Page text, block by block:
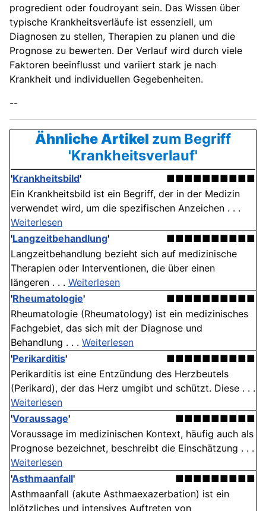
progredient oder foudroyant sein. Das Wissen über
typische Krankheitsverläufe ist essenziell, um
Diagnosen zu stellen, Therapien zu planen und die
Prognose zu bewerten. Der Verlauf wird durch viele
Faktoren beeinflusst und variiert stark je nach
Krankheit und individuellen Gegebenheiten.
--
Ähnliche Artikel zum Begriff
'Krankheitsverlauf'
'Krankheitsbild'
■■■■■■■■■■
Ein Krankheitsbild ist ein Begriff, der in der Medizin
verwendet wird, um die spezifischen Anzeichen . . .
Weiterlesen
'Langzeitbehandlung'
■■■■■■■■■■
Langzeitbehandlung bezieht sich auf medizinische
Therapien oder Interventionen, die über einen
längeren . . . Weiterlesen
'Rheumatologie'
■■■■■■■■■■
Rheumatologie (Rheumatology) ist ein medizinisches
Fachgebiet, das sich mit der Diagnose und
Behandlung . . . Weiterlesen
'Perikarditis'
■■■■■■■■■■
Perikarditis ist eine Entzündung des Herzbeutels
(Perikard), der das Herz umgibt und schützt. Diese . . .
Weiterlesen
'Voraussage'
■■■■■■■■■
Voraussage im medizinischen Kontext, häufig auch als
Prognose bezeichnet, beschreibt die Einschätzung . . .
Weiterlesen
'Asthmaanfall'
■■■■■■■■■
Asthmaanfall (akute Asthmaexazerbation) ist ein
plötzliches und intensives Auftreten von